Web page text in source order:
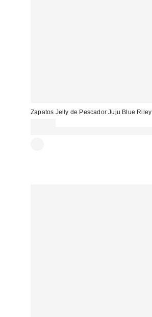
Zapatos Jelly de Pescador Juju Blue Riley